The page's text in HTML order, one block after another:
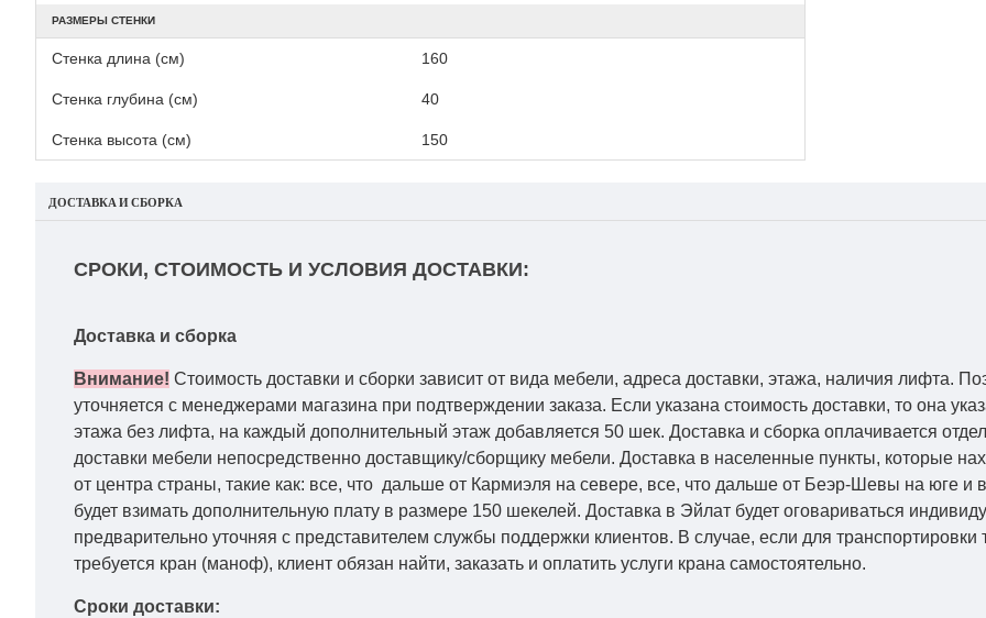
РАЗМЕРЫ СТЕНКИ
Стенка длина (см) 160
Стенка глубина (см) 40
Стенка высота (см) 150
ДОСТАВКА И СБОРКА
СРОКИ, СТОИМОСТЬ И УСЛОВИЯ ДОСТАВКИ:
Доставка и сборка
Внимание! Стоимость доставки и сборки зависит от вида мебели, адреса доставки, этажа, наличия лифта.
уточняется с менеджерами магазина при подтверждении заказа. Если указана стоимость доставки, то она
этажа без лифта, на каждый дополнительный этаж добавляется 50 шек. Доставка и сборка оплачивается
доставки мебели непосредственно доставщику/сборщику мебели. Доставка в населенные пункты, которые
от центра страны, такие как: все, что дальше от Кармиэля на севере, все, что дальше от Беэр-Шевы на юге и
будет взимать дополнительную плату в размере 150 шекелей. Доставка в Эйлат будет оговариваться
предварительно уточняя с представителем службы поддержки клиентов. В случае, если для транспортировки
требуется кран (маноф), клиент обязан найти, заказать и оплатить услуги крана самостоятельно.
Сроки доставки: